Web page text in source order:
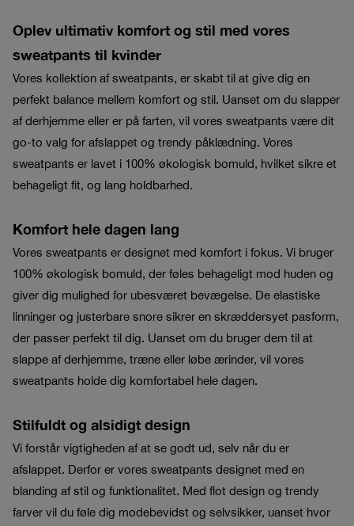
Oplev ultimativ komfort og stil med vores
sweatpants til kvinder
Vores kollektion af sweatpants, er skabt til at give dig en
perfekt balance mellem komfort og stil. Uanset om du slapper
af derhjemme eller er på farten, vil vores sweatpants være dit
go-to valg for afslappet og trendy påklædning. Vores
sweatpants er lavet i 100% økologisk bomuld, hvilket sikre et
behageligt fit, og lang holdbarhed.
Komfort hele dagen lang
Vores sweatpants er designet med komfort i fokus. Vi bruger
100% økologisk bomuld, der føles behageligt mod huden og
giver dig mulighed for ubesværet bevægelse. De elastiske
linninger og justerbare snore sikrer en skræddersyet pasform,
der passer perfekt til dig. Uanset om du bruger dem til at
slappe af derhjemme, træne eller løbe ærinder, vil vores
sweatpants holde dig komfortabel hele dagen.
Stilfuldt og alsidigt design
Vi forstår vigtigheden af at se godt ud, selv når du er
afslappet. Derfor er vores sweatpants designet med en
blanding af stil og funktionalitet. Med flot design og trendy
farver vil du føle dig modebevidst og selvsikker, uanset hvor